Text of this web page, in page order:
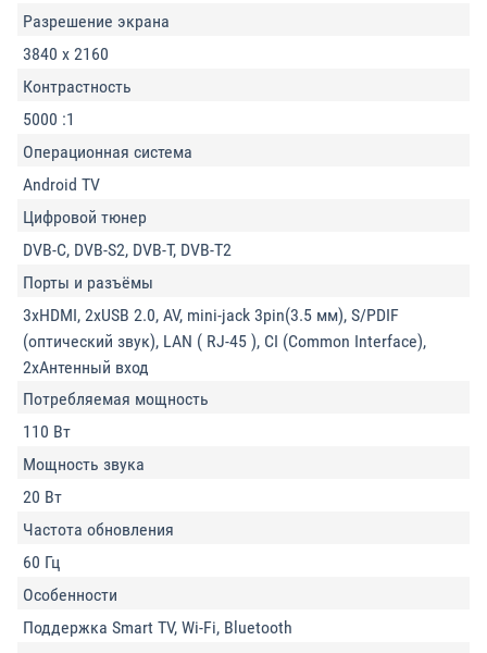
Разрешение экрана
3840 x 2160
Контрастность
5000 :1
Операционная система
Android TV
Цифровой тюнер
DVB-C, DVB-S2, DVB-T, DVB-T2
Порты и разъёмы
3xHDMI, 2xUSB 2.0, AV, mini-jack 3pin(3.5 мм), S/PDIF
(оптический звук), LAN ( RJ-45 ), CI (Common Interface),
2xАнтенный вход
Потребляемая мощность
110 Вт
Мощность звука
20 Вт
Частота обновления
60 Гц
Особенности
Поддержка Smart TV, Wi-Fi, Bluetooth